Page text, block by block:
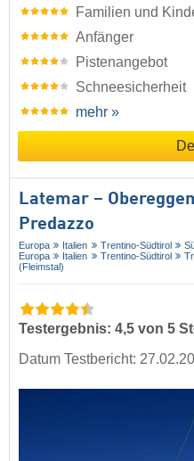
Familien und
Anfänger
Pistenangebot
Schneesicherheit
mehr »
Latemar –
Predazzo
Europa Italien Trentino-Südtirol
Europa
Italien Trentino-Südtirol
(Fleimstal)
Testergebnis: 4,5 von 5
Datum Testbericht: